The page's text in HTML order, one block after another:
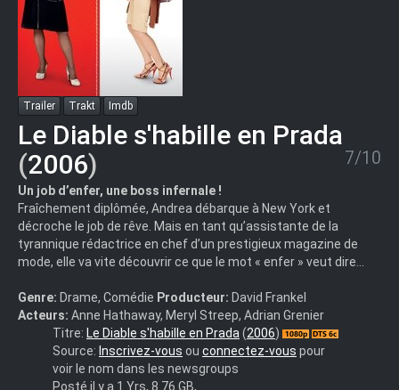
Trailer Trakt Imdb
Le Diable s'habille en Prada
(2006) 7/10
Un job d’enfer, une boss infernale !
Fraîchement diplômée, Andrea débarque à New York et
décroche le job de rêve. Mais en tant qu’assistante de la
tyrannique rédactrice en chef d’un prestigieux magazine de
mode, elle va vite découvrir ce que le mot « enfer » veut dire…
Genre: Drame, Comédie Producteur: David Frankel
Acteurs: Anne Hathaway, Meryl Streep, Adrian Grenier
le.diable.s'habille.en.prada_1080p
Titre: Le Diable s'habille en Prada (2006)
Source: Inscrivez-vous ou connectez-vous pour
voir le nom dans les newsgroups
Posté il y a 1 Yrs, 8.76 GB,